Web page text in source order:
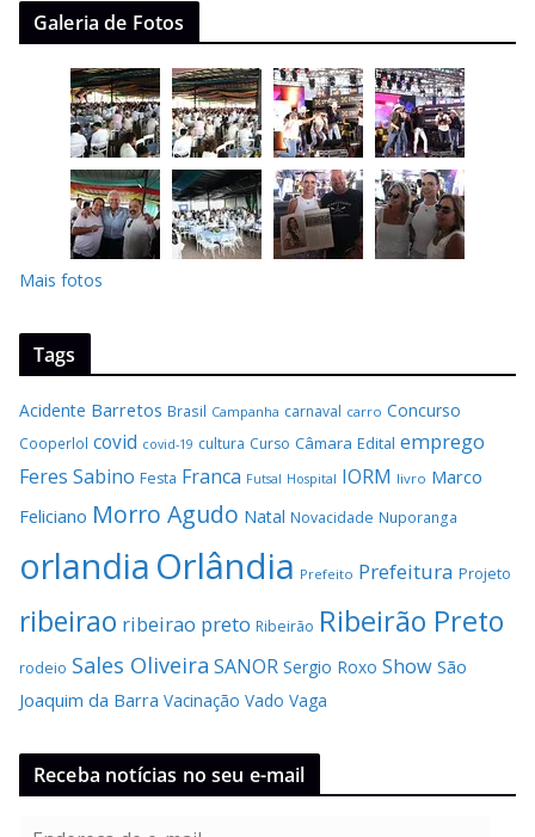
Galeria de Fotos
Mais fotos
Tags
Acidente Barretos Brasil Campanha carnaval carro Concurso
Cooperlol covid covid-19 cultura Curso Câmara Edital emprego
Feres Sabino Festa Franca Futsal Hospital IORM livro Marco
Feliciano Morro Agudo Natal Novacidade Nuporanga
orlandia Orlândia Prefeito Prefeitura Projeto
ribeirao ribeirao preto Ribeirão Ribeirão Preto
rodeio Sales Oliveira SANOR Sergio Roxo Show São
Joaquim da Barra Vacinação Vado Vaga
Receba notícias no seu e-mail